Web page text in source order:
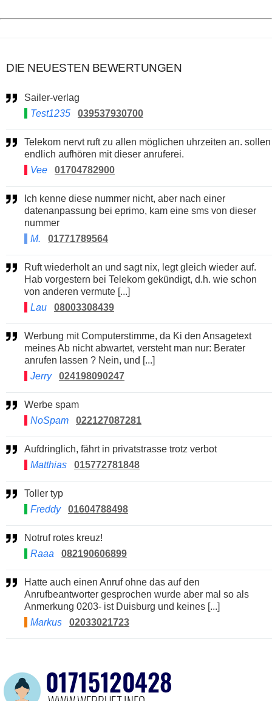
DIE NEUESTEN BEWERTUNGEN
Sailer-verlag
Test1235
039537930700
Telekom nervt ruft zu allen möglichen uhrzeiten an. sollen
endlich aufhören mit dieser anruferei.
Vee
01704782900
datenanpassung bei eprimo, kam eine sms von dieser
nummer
M.
01771789564
Ruft wiederholt an und sagt nix, legt gleich wieder auf.
Hab vorgestern bei Telekom gekündigt, d.h. wie schon
von anderen vermute [...]
Lau
08003308439
Werbung mit Computerstimme, da Ki den Ansagetext
meines Ab nicht abwartet, versteht man nur: Berater
anrufen lassen ? Nein, und [...]
Jerry
024198090247
Werbe spam
NoSpam
022127087281
Aufdringlich, fährt in privatstrasse trotz verbot
Matthias
015772781848
Toller typ
Freddy
01604788498
Notruf rotes kreuz!
Raaa
082190606899
Hatte auch einen Anruf ohne das auf den
Anrufbeantworter gesprochen wurde aber mal so als
Anmerkung 0203- ist Duisburg und keines [...]
Markus
02033021723